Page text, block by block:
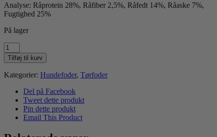
Analyse: Råprotein 28%, Råfiber 2,5%, Råfedt 14%, Råaske 7%,
Fugtighed 25%
På lager
Woolf
Ultimate,
Puppy
1kg
Tilføj til kurv
Kategorier: Hundefoder, Tørfoder
Del på Facebook
Tweet dette produkt
Pin dette produkt
Email This Product